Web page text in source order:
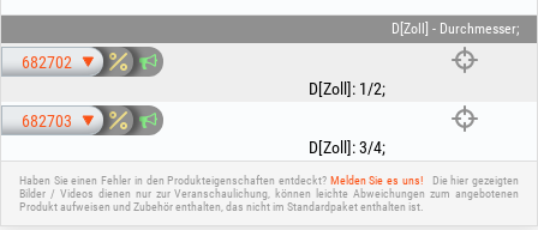
D[Zoll] - Durchmesser;
682702
D[Zoll]: 1/2;
682703
D[Zoll]:3/4;
Haben Sie einen Fehler in den Produkteigenschaften entdeckt? Melden Sie es uns!
Die hier gezeigten
Bilder / Videos dienen nur zur Veranschaulichung, können leichte Abweichungen zum angebotenen
Produkt aufweisen und Zubehör enthalten, das nicht im Standardpaket enthalten ist.